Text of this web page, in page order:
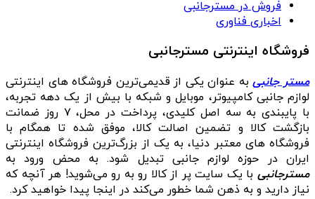
فروش در مسترجانبی
اخباری فناوری
فروشگاه اینترنتی مسترجانبی
مستر جانبیبه عنوان یکی از قدیمی‌ترین فروشگاه های اینترنتی
لوازم جانبی کامپیوتر، موبایل و شبکه با بیش از یک دهه تجربه،
با پایبندی به سه اصل کلیدی، پرداخت در محل، ۷ روز ضمانت
بازگشت کالا و تضمین اصالت کالا، موفق شده تا همگام با
فروشگاه‌ های معتبر دنیا، به یک از بزرگ‌ترین فروشگاه اینترنتی
ایران در حوزه لوازم جانبی تبدیل شود. به محض ورود به
مسترجانبی با یک سایت پر از کالا رو به رو می‌شوید! هر آنچه که
نیاز دارید و به ذهن شما خطور می‌کند در اینجا پیدا خواهید کرد.